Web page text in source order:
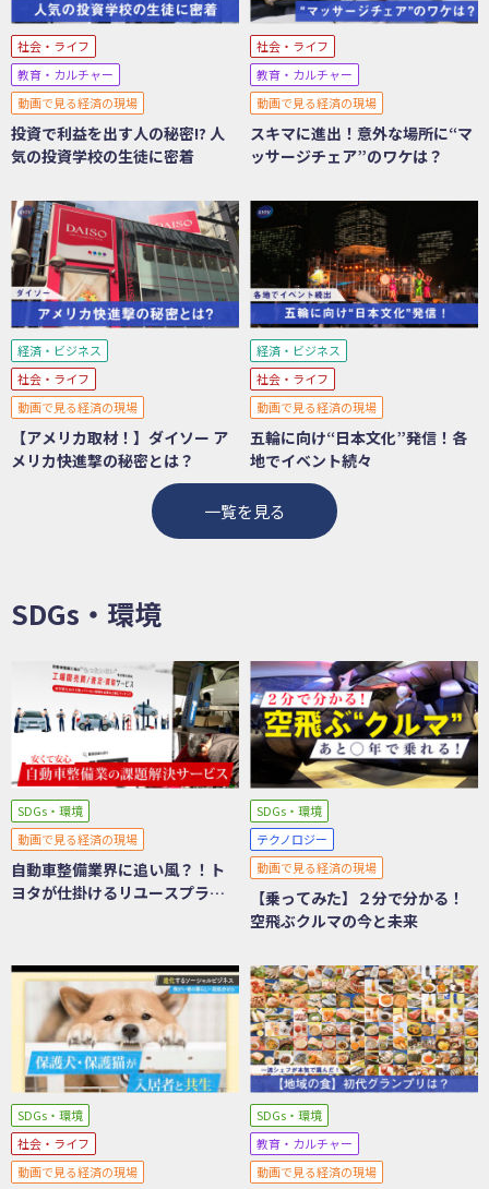
社会・ライフ
教育・カルチャー
動画で見る経済の現場
投資で利益を出す人の秘密!? 人
気の投資学校の生徒に密着
社会・ライフ
教育・カルチャー
動画で見る経済の現場
スキマに進出！意外な場所に“マ
ッサージチェア”のワケは？
経済・ビジネス
社会・ライフ
動画で見る経済の現場
【アメリカ取材！】ダイソー ア
メリカ快進撃の秘密とは？
経済・ビジネス
社会・ライフ
動画で見る経済の現場
五輪に向け“日本文化”発信！各
地でイベント続々
一覧を見る
SDGs・環境
SDGs・環境
動画で見る経済の現場
自動車整備業界に追い風？！ト
ヨタが仕掛けるリユースプラッ
SDGs・環境
テクノロジー
動画で見る経済の現場
【乗ってみた】２分で分かる！
空飛ぶクルマの今と未来
SDGs・環境
社会・ライフ
動画で見る経済の現場
SDGs・環境
教育・カルチャー
動画で見る経済の現場